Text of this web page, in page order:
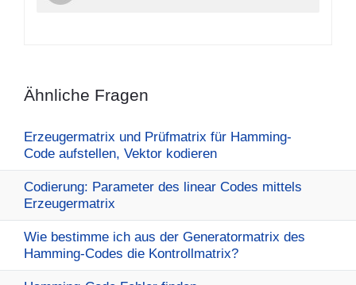
Ähnliche Fragen
Erzeugermatrix und Prüfmatrix für Hamming-
Code aufstellen, Vektor kodieren
Codierung: Parameter des linear Codes mittels
Erzeugermatrix
Wie bestimme ich aus der Generatormatrix des
Hamming-Codes die Kontrollmatrix?